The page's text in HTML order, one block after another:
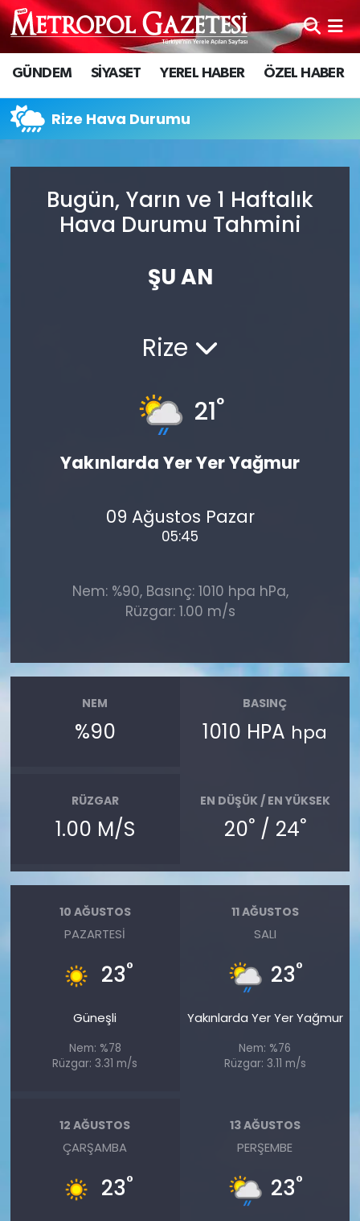
GÜNDEM SİYASET YEREL HABER ÖZEL HABER
Rize Hava Durumu
Bugün, Yarın ve 1 Haftalık
Hava Durumu Tahmini
ŞU AN
Rize
21°
Yakınlarda Yer Yer Yağmur
09 Ağustos Pazar
05:45
Nem: %90, Basınç: 1010 hpa hPa,
Rüzgar: 1.00 m/s
NEM
%90
BASINÇ
1010 HPA hpa
RÜZGAR
1.00 M/S
EN DÜŞÜK / EN YÜKSEK
20°/ 24°
10 AĞUSTOS
PAZARTESI
23°
Güneşli
Nem: %78
Rüzgar: 3.31 m/s
11 AĞUSTOS
SALI
23°
Yakınlarda Yer Yer Yağmur
Nem: %76
Rüzgar: 3.11 m/s
12 AĞUSTOS
ÇARŞAMBA
23°
13 AĞUSTOS
PERŞEMBE
23°
Hava Durumu
Trafik Durumu
Süper Lig Puan Durumu ve Fikstür
Son Dakika Haberleri